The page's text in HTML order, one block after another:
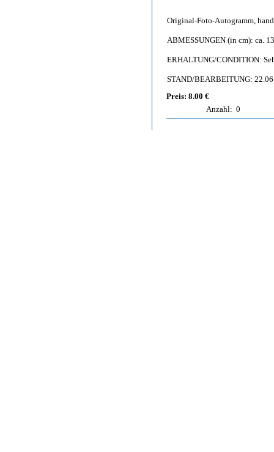
Original-Foto-Autogramm,
ABMESSUNGEN (in cm): ca.
ERHALTUNG/CONDITION:
STAND/BEARBEITUNG:
Preis: 8.00 €
Anzahl: 0